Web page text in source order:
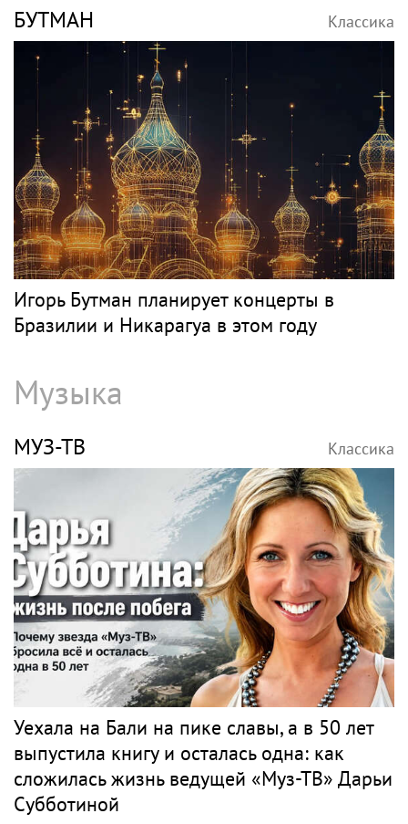
БУТМАН Классика
Игорь Бутман планирует концерты в
Бразилии и Никарагуа в этом году
Музыка
МУЗ-ТВ Классика
Уехала на Бали на пике славы, а в 50 лет
выпустила книгу и осталась одна: как
сложилась жизнь ведущей «Муз-ТВ» Дарьи
Субботиной